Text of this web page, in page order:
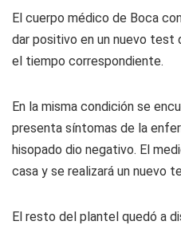
El cuerpo médico de Boca
dar positivo en un nuevo test
el tiempo correspondiente.
En la misma condición se
presenta síntomas de la
hisopado dio negativo. El
casa y se realizará un nuevo
El resto del plantel quedó a